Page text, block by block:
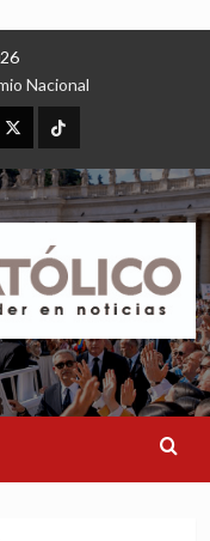
Nacional
X TikTok